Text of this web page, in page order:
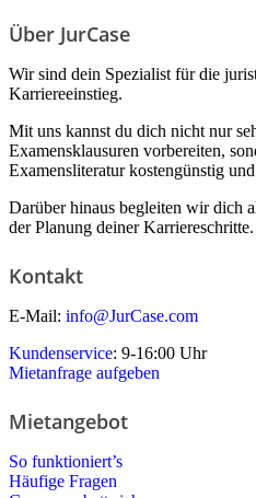
Über JurCase
Wir sind dein Spezialist für die
Karriereeinstieg.
Mit uns kannst du dich nicht nur
Examensklausuren vorbereiten,
Examensliteratur kostengünstig
Darüber hinaus begleiten wir dich
der Planung deiner Karriereschritte.
Kontakt
E-Mail: info@JurCase.com
Kundenservice: 9-16:00 Uhr
Mietanfrage aufgeben
Mietangebot
So funktioniert’s
Häufige Fragen